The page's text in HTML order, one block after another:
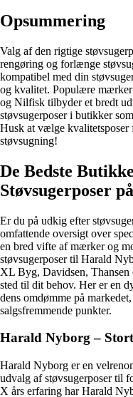
Opsummering
Valg af den rigtige
rengøring og forlænge
kompatibel med din
og kvalitet. Populære
og Nilfisk tilbyder et bredt
støvsugerposer i butikker
Husk at vælge kvalitetsposer
støvsugning!
De Bedste
Støvsugerposer
Er du på udkig efter
omfattende oversigt over
en bred vifte af mærker og
støvsugerposer til Harald
XL Byg, Davidsen,
sted til dit behov. Her er en
dens omdømme på
salgsfremmende punkter.
Harald Nyborg –
Harald Nyborg er en
udvalg af støvsugerposer til
X års erfaring har Harald